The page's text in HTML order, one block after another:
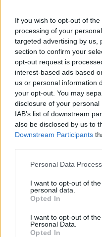
If you wish to opt-out of
processing of your
targeted advertising by us,
section to confirm your
opt-out request is
interest-based ads based
us or personal information
your opt-out. You may
disclosure of your
IAB’s list of downstream
also be disclosed by us to
Downstream Participants
Personal Data
I want to opt-out of
personal data.
Opted In
I want to opt-out of
Personal Data.
Opted In
SHOWBIZ
Δημουλίδου:«Οι
ακολουθούν με
οι haters λογοτεχνικό
MEDIA
TV Land: Αυτοί είναι οι
πρωταγωνιστούν στη
κωμωδία της ΕΡΤ
Idra Kayne: Παίρνω τον
και τον κάνω δύναμη
ΟΛΕΣ